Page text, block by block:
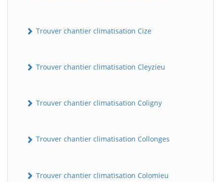
Trouver chantier climatisation Cize
Trouver chantier climatisation Cleyzieu
Trouver chantier climatisation Coligny
Trouver chantier climatisation Collonges
Trouver chantier climatisation Colomieu